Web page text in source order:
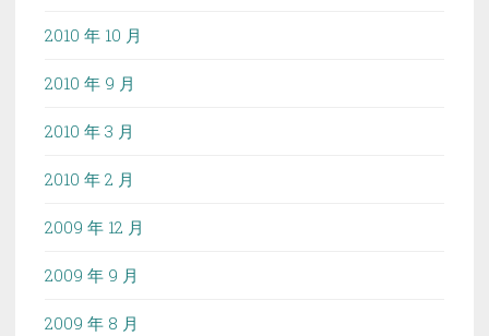
2010 年 10 月
2010 年 9 月
2010 年 3 月
2010 年 2 月
2009 年 12 月
2009 年 9 月
2009 年 8 月